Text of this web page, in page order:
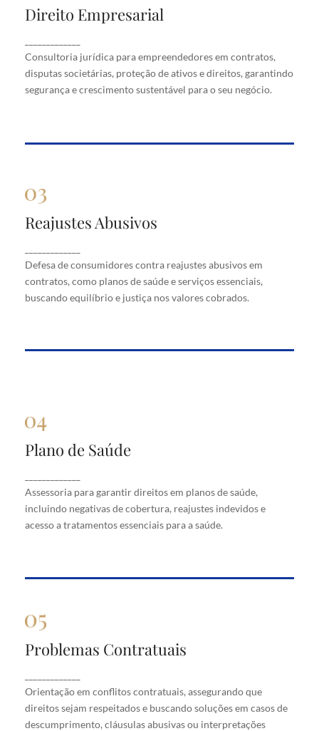
Direito Empresarial
Consultoria jurídica para empreendedores em contratos,
disputas societárias, proteção de ativos e direitos, garantindo
segurança e crescimento sustentável para o seu negócio.
Direito Empresarial
contratos, disputas societárias, proteção de ativos
e direitos, garantindo segurança e crescimento
sustentável para o seu negócio.
Reajustes Abusivos
Defesa de consumidores contra reajustes abusivos em
contratos, como planos de saúde e serviços essenciais,
buscando equilíbrio e justiça nos valores cobrados.
Reajustes Abusivos
em contratos, como planos de saúde e serviços
essenciais, buscando equilíbrio e justiça nos valores
cobrados.
Plano de Saúde
Assessoria para garantir direitos em planos de saúde,
incluindo negativas de cobertura, reajustes indevidos e
acesso a tratamentos essenciais para a saúde.
Plano de Saúde
saúde, incluindo negativas de cobertura, reajustes
indevidos e acesso a tratamentos essenciais para a
saúde.
Problemas Contratuais
Orientação em conflitos contratuais, assegurando que
direitos sejam respeitados e buscando soluções em casos de
descumprimento, cláusulas abusivas ou interpretações
Problemas Contratuais
que direitos sejam respeitados e buscando soluções
em casos de descumprimento, cláusulas abusivas
ou interpretações divergentes.